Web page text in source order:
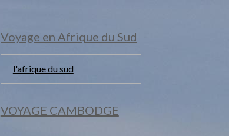
Voyage en Afrique du Sud
l'afrique du sud
VOYAGE CAMBODGE